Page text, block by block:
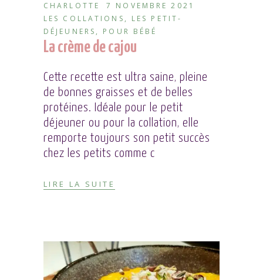
CHARLOTTE
7 NOVEMBRE 2021
LES COLLATIONS , LES PETIT-
DÉJEUNERS , POUR BÉBÉ
La crème de cajou
Cette recette est ultra saine, pleine
de bonnes graisses et de belles
protéines. Idéale pour le petit
déjeuner ou pour la collation, elle
remporte toujours son petit succès
chez les petits comme c
LIRE LA SUITE